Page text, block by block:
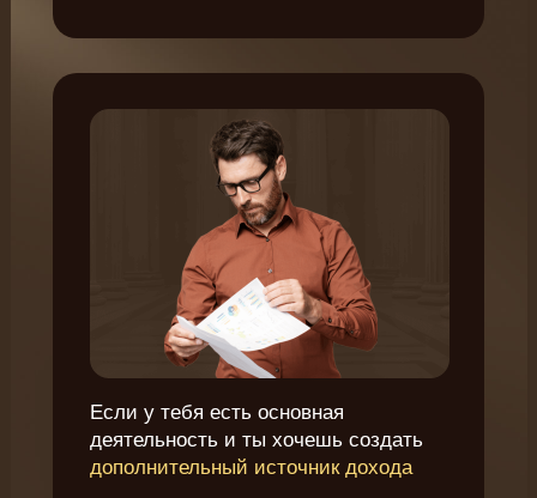
Если у тебя есть основная
деятельность и ты хочешь создать
дополнительный источник дохода